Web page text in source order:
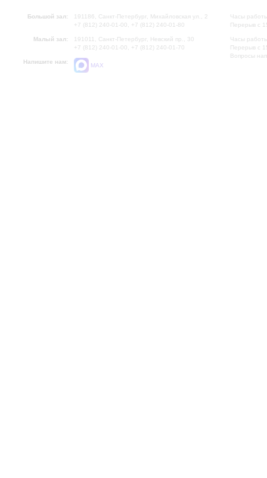
Большой зал:
191186, Санкт-Петербург, Михайловская ул., 2
+7 (812) 240-01-00, +7 (812) 240-01-80
Малый зал:
191011, Санкт-Петербург, Невский пр., 30
+7 (812) 240-01-00, +7 (812) 240-01-70
Напишите нам:
MAX
Часы
Перерыв с
Часы
Перерыв с
Вопросы